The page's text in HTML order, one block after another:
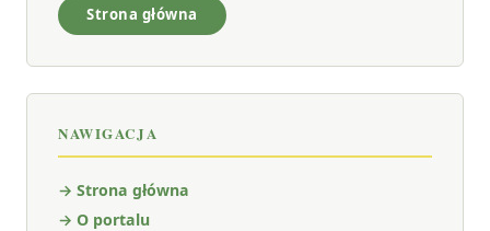
Strona główna
NAWIGACJA
→ Strona główna
→ O portalu